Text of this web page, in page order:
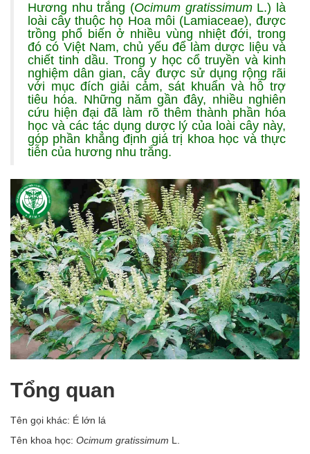
Hương nhu trắng (Ocimum gratissimumL.) là
loài cây thuộc họ Hoa môi (Lamiaceae), được
trồng phổ biến ở nhiều vùng nhiệt đới, trong
đó có Việt Nam, chủ yếu để làm dược liệu và
chiết tinh dầu. Trong y học cổ truyền và kinh
nghiệm dân gian, cây được sử dụng rộng rãi
với mục đích giải cảm, sát khuẩn và hỗ trợ
tiêu hóa. Những năm gần đây, nhiều nghiên
cứu hiện đại đã làm rõ thêm thành phần hóa
học và các tác dụng dược lý của loài cây này,
góp phần khẳng định giá trị khoa học và thực
tiễn của hương nhu trắng.
Tổng quan
Tên gọi khác: É lớn lá
Tên khoa học: Ocimum gratissimum L.